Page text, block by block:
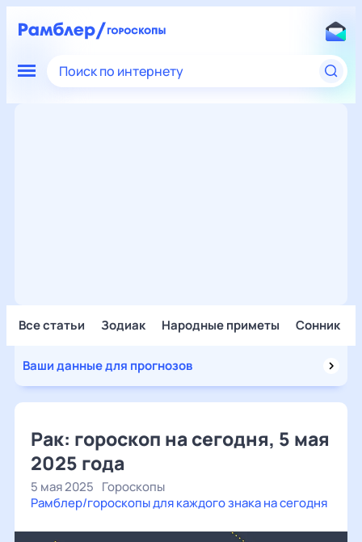
Поиск по интернету
Все статьи Зодиак Народные приметы Сонник
Ваши данные для прогнозов
Рак: гороскоп на сегодня, 5 мая
2025 года
5 мая 2025 Гороскопы
Рамблер/гороскопы для каждого знака на сегодня